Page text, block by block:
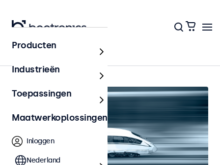
Home
Producten
Industrieën
Toepassingen
Maatwerkoplossingen
Inloggen
Nederland